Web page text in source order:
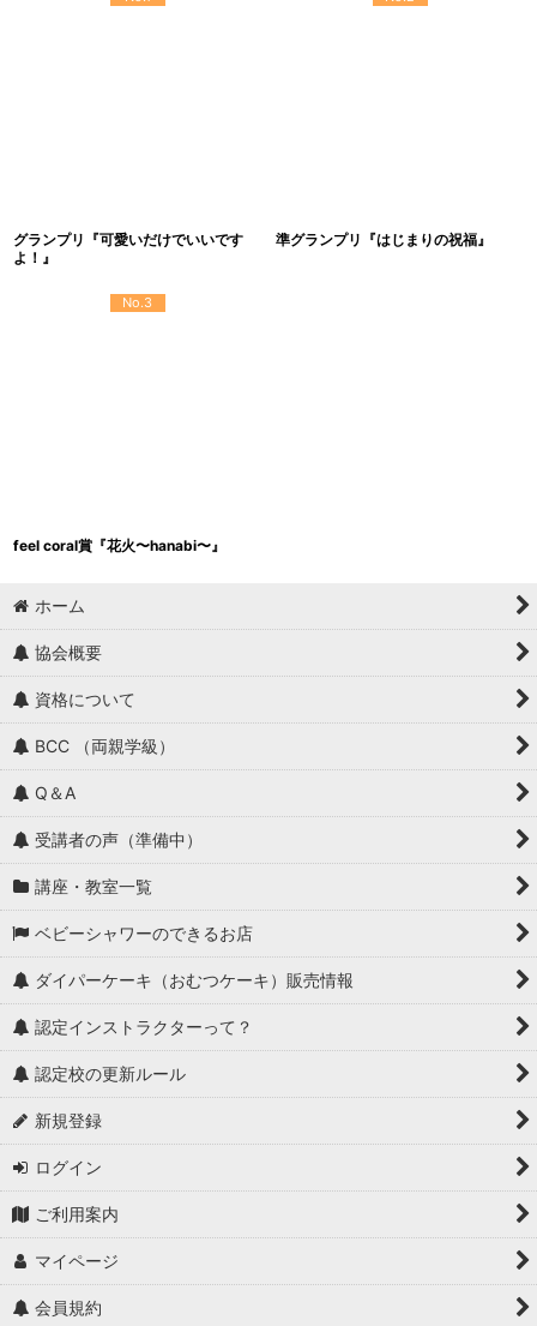
グランプリ『可愛いだけでいいです
よ！』
準グランプリ『はじまりの祝福』
No.3
feel coral賞『花火〜hanabi〜』
ホーム
協会概要
資格について
BCC （両親学級）
Q＆A
受講者の声（準備中）
講座・教室一覧
ベビーシャワーのできるお店
ダイパーケーキ（おむつケーキ）販売情報
認定インストラクターって？
認定校の更新ルール
新規登録
ログイン
ご利用案内
マイページ
会員規約